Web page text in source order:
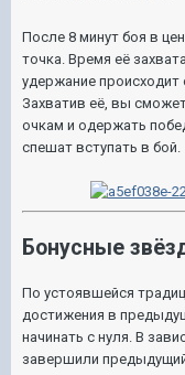
После 8 минут боя в
точка. Время её
удержание происходит
Захватив её, вы
очкам и одержать
спешат вступать в бой.
Бонусные
По устоявшейся
достижения в
начинать с нуля. В
завершили